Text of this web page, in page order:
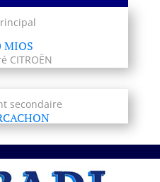
MIOS
CITROËN
secondaire